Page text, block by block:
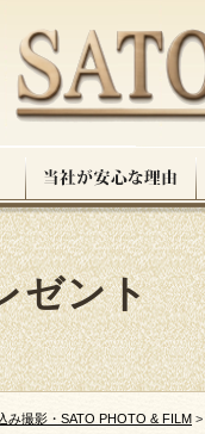
ゼント
み撮影・SATO PHOTO & FILM >